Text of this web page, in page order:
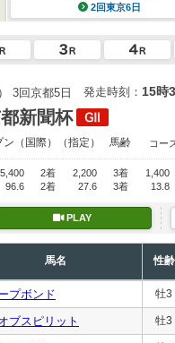
2回東京6日
3回京都5日 発走時刻： 15時
新聞杯
ン （国際）（指定） 馬齢 コー
5,400 2着 2,200 3着
1,400
96.6 2着 27.6 3着 13.8
PLAY
馬名 性齢
プボンド 牡3
ブスピリット 牡3